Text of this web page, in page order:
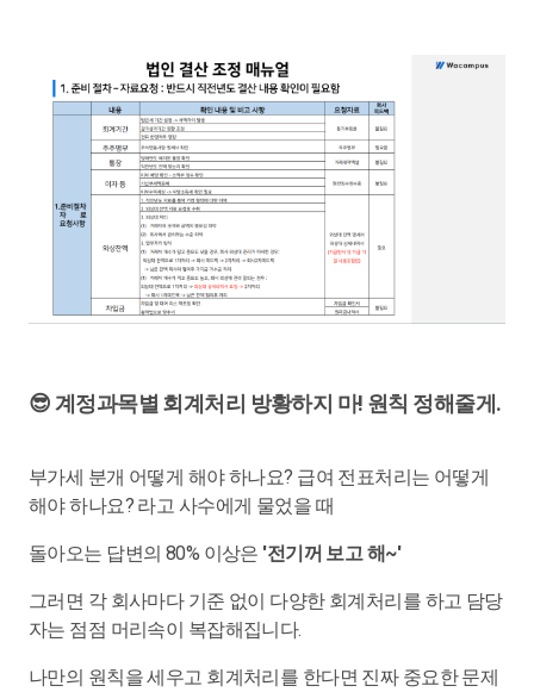
😎 계정과목별 회계처리 방황하지 마! 원칙 정해줄게.
부가세 분개 어떻게 해야 하나요? 급여 전표처리는 어떻게
해야 하나요? 라고 사수에게 물었을 때
돌아오는 답변의 80% 이상은 '전기꺼 보고 해~'
그러면 각 회사마다 기준 없이 다양한 회계처리를 하고 담당
자는 점점 머리속이 복잡해집니다.
나만의 원칙을 세우고 회계처리를 한다면 진짜 중요한 문제